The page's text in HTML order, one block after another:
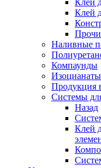
Клей
Клей
Наливные
Компаунды
Изоцианаты
Продукция
Системы
Назад
Клей